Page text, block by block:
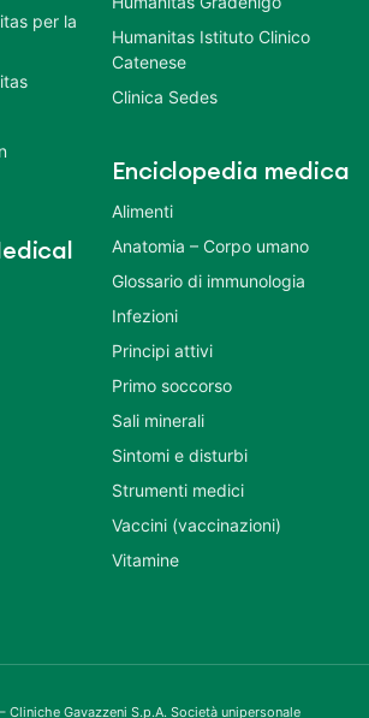
per la
Humanitas Istituto Clinico
Catenese
Clinica Sedes
Enciclopedia medica
Alimenti
Anatomia – Corpo umano
Glossario di immunologia
Infezioni
Principi attivi
Primo soccorso
Sali minerali
Sintomi e disturbi
Strumenti medici
Vaccini (vaccinazioni)
Vitamine
– Cliniche Gavazzeni S.p.A. Società unipersonale